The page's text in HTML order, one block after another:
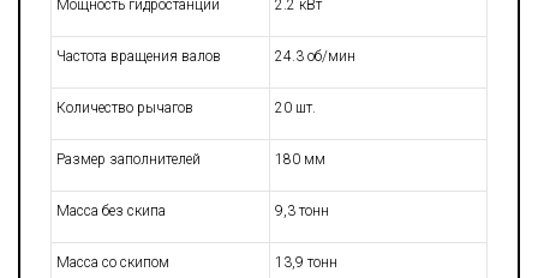
Мощность гидростанции 2.2 кВт
Частота вращения валов 24.3 об/мин
Количество рычагов 20 шт.
Размер заполнителей 180 мм
Масса без скипа 9,3 тонн
Масса со скипом 13,9 тонн